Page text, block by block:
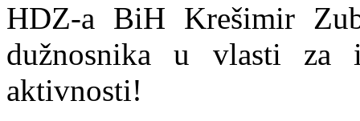
HDZ-a BiH Krešimir
dužnosnika u vlasti za
aktivnosti!